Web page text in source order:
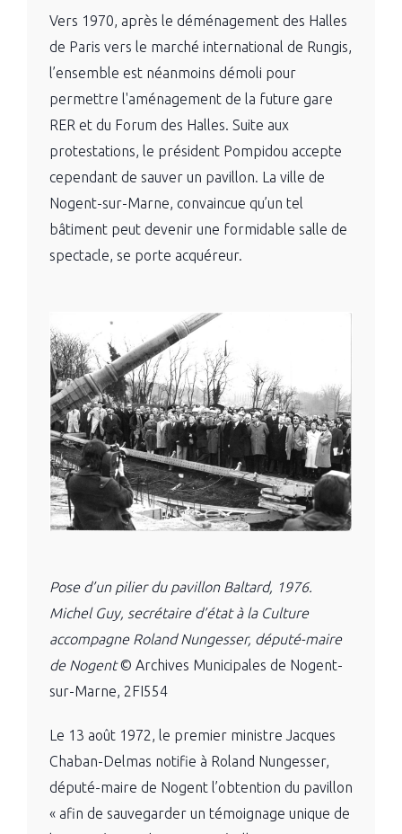
Vers 1970, après le déménagement des Halles
de Paris vers le marché international de Rungis,
l’ensemble est néanmoins démoli pour
permettre l'aménagement de la future gare
RER et du Forum des Halles. Suite aux
protestations, le président Pompidou accepte
cependant de sauver un pavillon. La ville de
Nogent-sur-Marne, convaincue qu’un tel
bâtiment peut devenir une formidable salle de
spectacle, se porte acquéreur.
Pose d’un pilier du pavillon Baltard, 1976.
Michel Guy, secrétaire d’état à la Culture
accompagne Roland Nungesser, député-maire
de Nogent© Archives Municipales de Nogent-
sur-Marne, 2FI554
Le 13 août 1972, le premier ministre Jacques
Chaban-Delmas notifie à Roland Nungesser,
député-maire de Nogent l’obtention du pavillon
« afin de sauvegarder un témoignage unique de